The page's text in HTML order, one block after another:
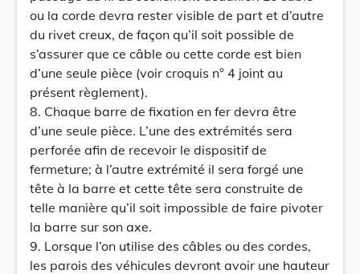
ou la corde devra rester visible de part et d’autre
du rivet creux, de façon qu’il soit possible de
s’assurer que ce câble ou cette corde est bien
d’une seule pièce (voir croquis n° 4 joint au
présent règlement).
8. Chaque barre de fixation en fer devra être
d’une seule pièce. L’une des extrémités sera
perforée afin de recevoir le dispositif de
fermeture; à l’autre extrémité il sera forgé une
tête à la barre et cette tête sera construite de
telle manière qu’il soit impossible de faire pivoter
la barre sur son axe.
9. Lorsque l’on utilise des câbles ou des cordes,
les parois des véhicules devront avoir une hauteur